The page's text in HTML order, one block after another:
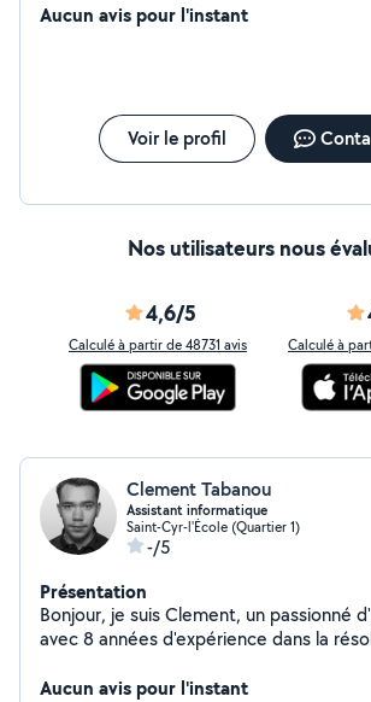
Aucun avis pour l'instant
Voir le profil
Nos utilisateurs nous
4,6/5
Calculé à partir de 48731 avis Calculé à
Clement Tabanou
Assistant informatique
Saint-Cyr-l'École (Quartier 1)
-/5
Présentation
Bonjour, je suis Clement, un passionné
avec 8 années d'expérience dans la
ordinateur, installer des logiciels, ou vous
Aucun avis pour l'instant